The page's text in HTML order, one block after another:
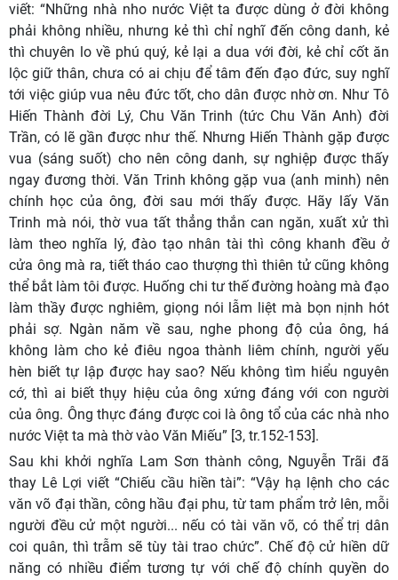
viết: “Những nhà nho nước Việt ta được dùng ở đời không
phải không nhiều, nhưng kẻ thì chỉ nghĩ đến công danh, kẻ
thì chuyên lo về phú quý, kẻ lại a dua với đời, kẻ chỉ cốt ăn
lộc giữ thân, chưa có ai chịu để tâm đến đạo đức, suy nghĩ
tới việc giúp vua nêu đức tốt, cho dân được nhờ ơn. Như Tô
Hiến Thành đời Lý, Chu Văn Trinh (tức Chu Văn Anh) đời
Trần, có lẽ gần được như thế. Nhưng Hiến Thành gặp được
vua (sáng suốt) cho nên công danh, sự nghiệp được thấy
ngay đương thời. Văn Trinh không gặp vua (anh minh) nên
chính học của ông, đời sau mới thấy được. Hãy lấy Văn
Trinh mà nói, thờ vua tất thẳng thắn can ngăn, xuất xử thì
làm theo nghĩa lý, đào tạo nhân tài thì công khanh đều ở
cửa ông mà ra, tiết tháo cao thượng thì thiên tử cũng không
thể bắt làm tôi được. Huống chi tư thế đường hoàng mà đạo
làm thầy được nghiêm, giọng nói lẫm liệt mà bọn nịnh hót
phải sợ. Ngàn năm về sau, nghe phong độ của ông, há
không làm cho kẻ điêu ngoa thành liêm chính, người yếu
hèn biết tự lập được hay sao? Nếu không tìm hiểu nguyên
cớ, thì ai biết thụy hiệu của ông xứng đáng với con người
của ông. Ông thực đáng được coi là ông tổ của các nhà nho
nước Việt ta mà thờ vào Văn Miếu” [3, tr.152-153].
Sau khi khởi nghĩa Lam Sơn thành công, Nguyễn Trãi đã
thay Lê Lợi viết “Chiếu cầu hiền tài”: “Vậy hạ lệnh cho các
văn võ đại thần, công hầu đại phu, từ tam phẩm trở lên, mỗi
người đều cử một người... nếu có tài văn võ, có thể trị dân
coi quân, thì trẫm sẽ tùy tài trao chức”. Chế độ cử hiền dữ
năng có nhiều điểm tương tự với chế độ chính quyền do